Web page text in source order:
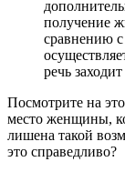
получение
сравнению
речь
Посмотрите на
место женщины,
лишена такой
это справедливо?